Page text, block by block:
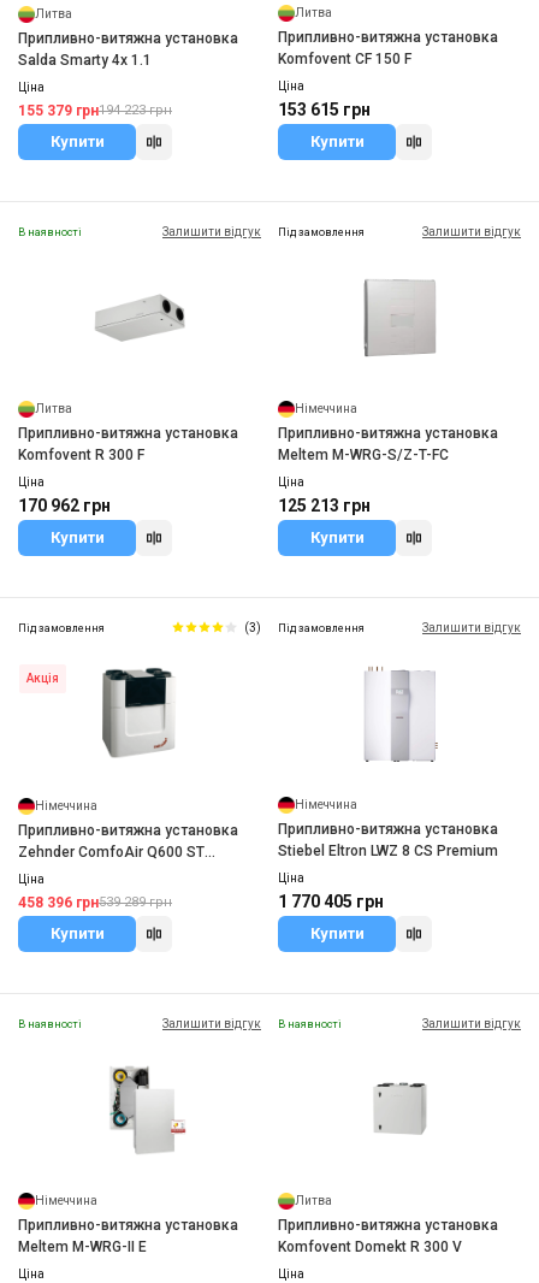
Литва
Припливно-витяжна установка
Salda Smarty 4x 1.1
Ціна
155 379 грн194 223 грн
Купити
Литва
Припливно-витяжна установка
Komfovent CF 150 F
Ціна
153 615 грн
Купити
В наявності Залишити відгук
Литва
Припливно-витяжна установка
Komfovent R 300 F
Ціна
170 962 грн
Купити
Під замовлення Залишити відгук
Німеччина
Припливно-витяжна установка
Meltem M-WRG-S/Z-T-FC
Ціна
125 213 грн
Купити
Під замовлення (3)
Акція
Німеччина
Припливно-витяжна установка
Zehnder ComfoAir Q600 ST
enthalpy
Ціна
458 396 грн539 289 грн
Купити
Під замовлення Залишити відгук
Німеччина
Припливно-витяжна установка
Stiebel Eltron LWZ 8 CS Premium
Ціна
1 770 405 грн
Купити
В наявності Залишити відгук
Німеччина
Припливно-витяжна установка
Meltem M-WRG-II E
Ціна
В наявності Залишити відгук
Литва
Припливно-витяжна установка
Komfovent Domekt R 300 V
Ціна